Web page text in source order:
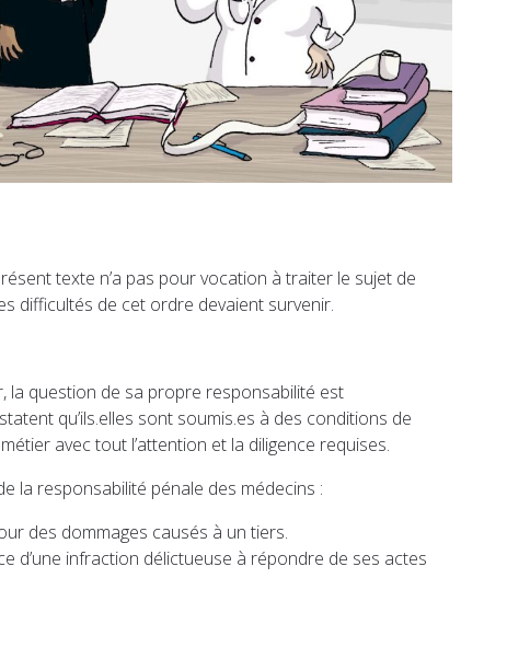
texte n’a pas pour vocation à traiter le sujet de
difficultés de cet ordre devaient survenir.
la question de sa propre responsabilité est
qu’ils.elles sont soumis.es à des conditions de
avec tout l’attention et la diligence requises.
la responsabilité pénale des médecins :
des dommages causés à un tiers.
d’une infraction délictueuse à répondre de ses actes